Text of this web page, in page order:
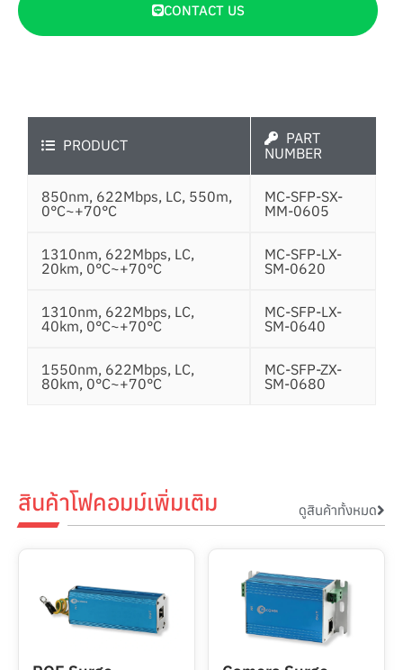
CONTACT US
PRODUCT
PART
NUMBER
850nm, 622Mbps, LC, 550m,
0°C~+70°C
MC-SFP-SX-
MM-0605
1310nm, 622Mbps, LC,
20km, 0°C~+70°C
MC-SFP-LX-
SM-0620
1310nm, 622Mbps, LC,
40km, 0°C~+70°C
MC-SFP-LX-
SM-0640
1550nm, 622Mbps, LC,
80km, 0°C~+70°C
MC-SFP-ZX-
SM-0680
สินค้าโฟคอมม์เพิ่มเติม ดูสินค้าทั้งหมด